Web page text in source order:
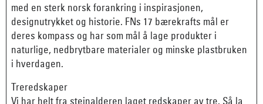
med en sterk norsk forankring i inspirasjonen,
designutrykket og historie. FNs 17 bærekrafts mål er
deres kompass og har som mål å lage produkter i
naturlige, nedbrytbare materialer og minske plastbruken
i hverdagen.
Treredskaper
Vi har helt fra steinalderen laget redskaper av tre. Så la